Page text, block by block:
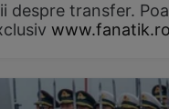
despre transfer.